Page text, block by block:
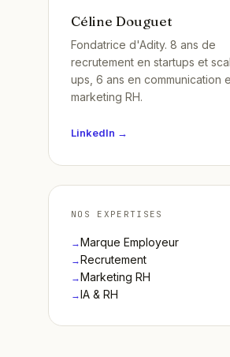
Céline Douguet
Fondatrice d'Adity. 8 ans de
recrutement en startups et
ups, 6 ans en communication
marketing RH.
LinkedIn →
NOS EXPERTISES
→Marque Employeur
→Recrutement
→Marketing RH
→IA & RH